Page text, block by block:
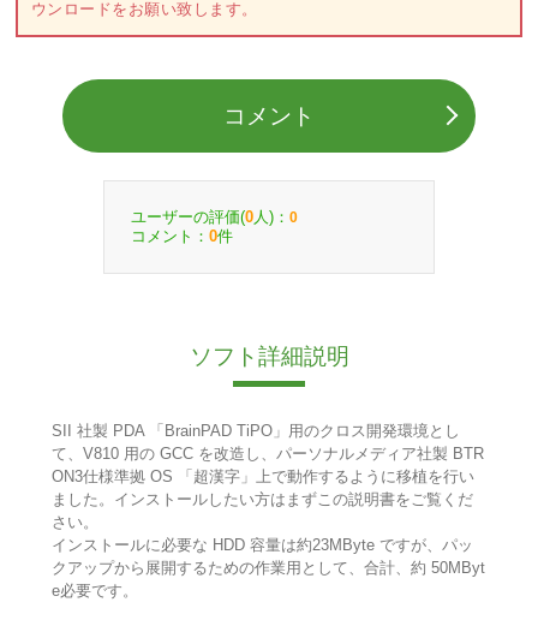
ウンロードをお願い致します。
コメント
ユーザーの評価(0 人)： 0
コメント： 0件
ソフト詳細説明
SII 社製 PDA 「BrainPAD TiPO」用のクロス開発環境とし
て、V810 用の GCC を改造し、パーソナルメディア社製 BTR
ON3仕様準拠 OS 「超漢字」上で動作するように移植を行い
ました。インストールしたい方はまずこの説明書をご覧くだ
さい。
インストールに必要な HDD 容量は約23MByte ですが、パッ
クアップから展開するための作業用として、合計、約 50MByt
e必要です。